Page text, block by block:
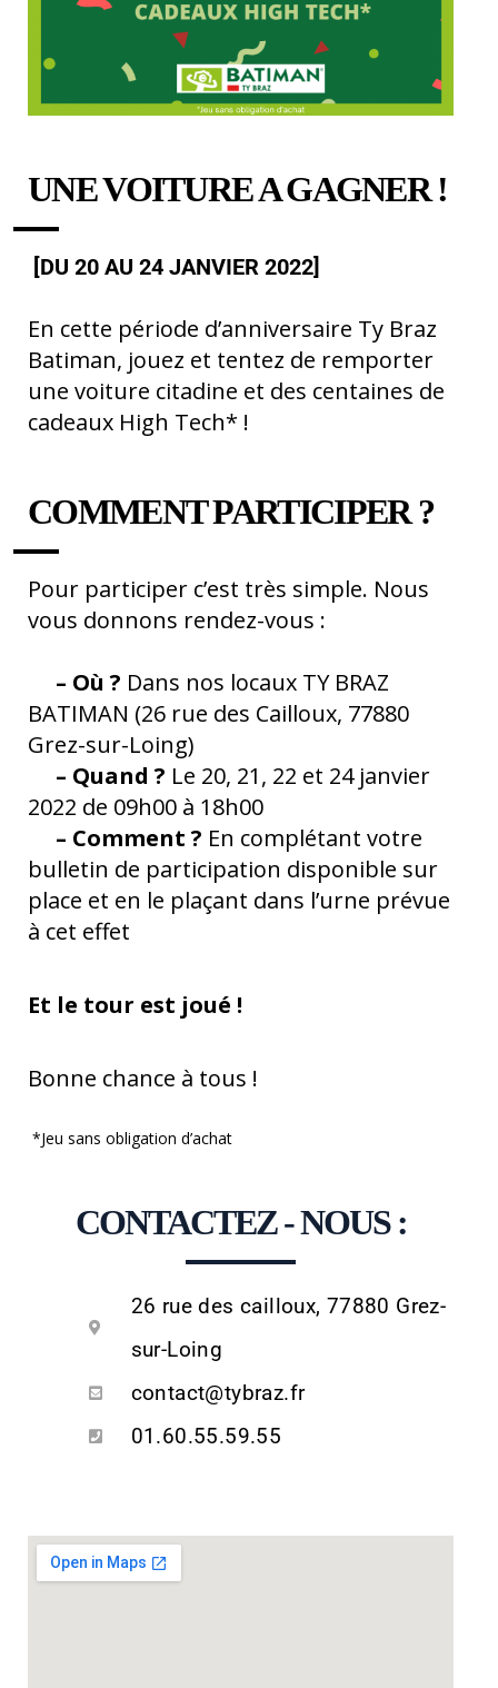
UNE VOITURE A GAGNER !
[DU 20 AU 24 JANVIER 2022]
En cette période d’anniversaire Ty Braz
Batiman, jouez et tentez de remporter
une voiture citadine et des centaines de
cadeaux High Tech* !
COMMENT PARTICIPER ?
Pour participer c’est très simple. Nous
vous donnons rendez-vous :
– Où ? Dans nos locaux TY BRAZ
BATIMAN (26 rue des Cailloux, 77880
Grez-sur-Loing)
– Quand ? Le 20, 21, 22 et 24 janvier
2022 de 09h00 à 18h00
– Comment ? En complétant votre
bulletin de participation disponible sur
place et en le plaçant dans l’urne prévue
à cet effet
Et le tour est joué !
Bonne chance à tous !
*Jeu sans obligation d’achat
CONTACTEZ - NOUS :
26 rue des cailloux, 77880 Grez-
sur-Loing
contact@tybraz.fr
01.60.55.59.55